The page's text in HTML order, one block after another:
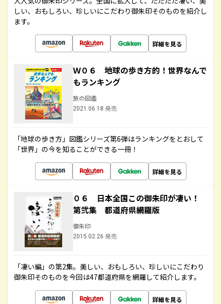
しい、おもしろい、珍しいにこだわり御朱印そのものを紹介し
ます。
詳細を見る
Ｗ０６ 地球の歩き方的！世界なんで
もランキング
旅の図鑑
2021.06.18 発売
「地球の歩き方」図鑑シリーズ第6弾はランキングをとおして
「世界」の今を知ることができる一冊！
詳細を見る
０６ 日本全国この御朱印が凄い！
第弐集 都道府県網羅版
御朱印
2015.02.26 発売
「凄い編」の第2集。美しい、おもしろい、珍しいにこだわり
御朱印そのものを今回は47都道府県を網羅して紹介します。
詳細を見る